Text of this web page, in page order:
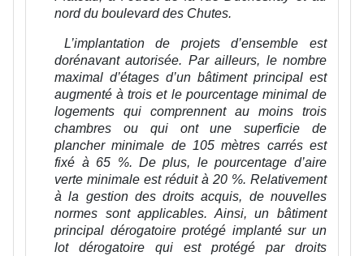
nord du boulevard des Chutes.
L’implantation de projets d’ensemble est
dorénavant autorisée. Par ailleurs, le nombre
maximal d’étages d’un bâtiment principal est
augmenté à trois et le pourcentage minimal de
logements qui comprennent au moins trois
chambres ou qui ont une superficie de
plancher minimale de 105 mètres carrés est
fixé à 65 %. De plus, le pourcentage d’aire
verte minimale est réduit à 20 %. Relativement
à la gestion des droits acquis, de nouvelles
normes sont applicables. Ainsi, un bâtiment
principal dérogatoire protégé implanté sur un
lot dérogatoire qui est protégé par droits